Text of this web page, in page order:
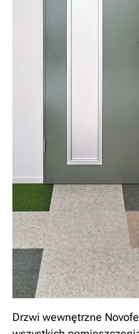
Drzwi wewnętrzne